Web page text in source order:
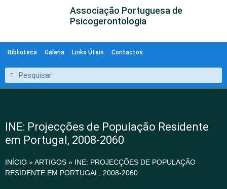
Associação Portuguesa de
Psicogerontologia
Biblioteca Galeria Links Úteis Contactos
INE: Projecções de População Residente
em Portugal, 2008-2060
INÍCIO »ARTIGOS » INE: PROJECÇÕES DE POPULAÇÃO
RESIDENTE EM PORTUGAL, 2008-2060